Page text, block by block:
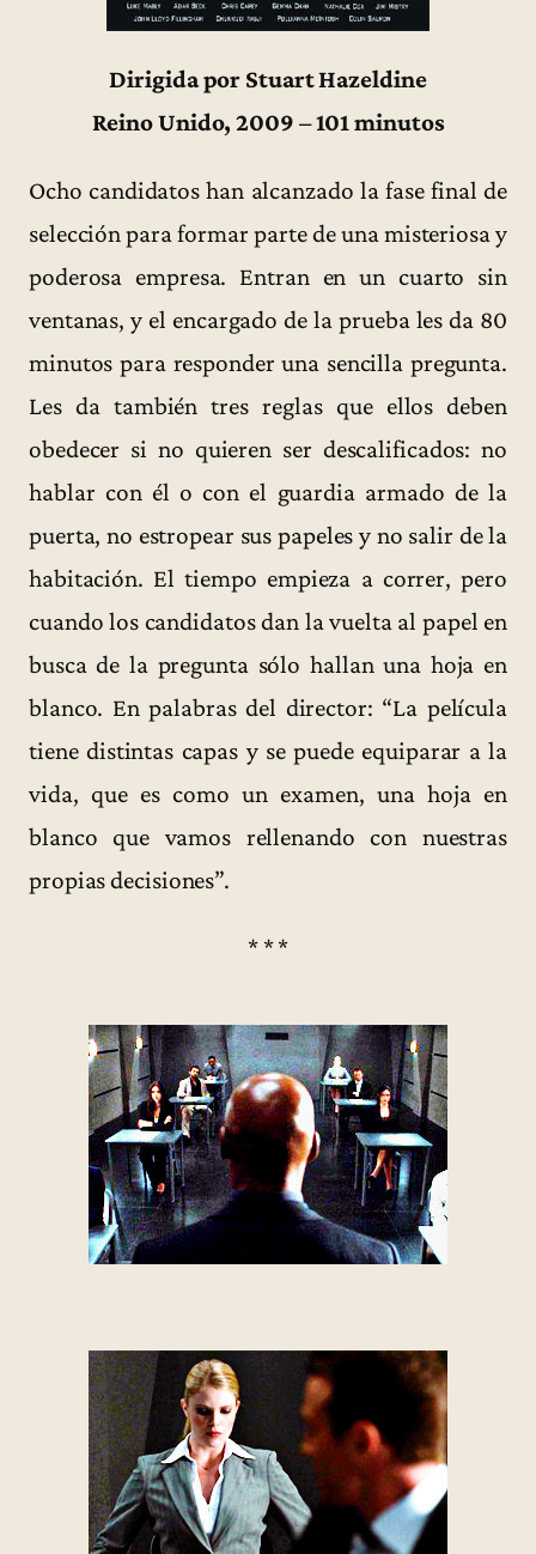
Dirigida por Stuart Hazeldine
Reino Unido, 2009 – 101 minutos
Ocho candidatos han alcanzado la fase final de
selección para formar parte de una misteriosa y
poderosa empresa. Entran en un cuarto sin
ventanas, y el encargado de la prueba les da 80
minutos para responder una sencilla pregunta.
Les da también tres reglas que ellos deben
obedecer si no quieren ser descalificados: no
hablar con él o con el guardia armado de la
puerta, no estropear sus papeles y no salir de la
habitación. El tiempo empieza a correr, pero
cuando los candidatos dan la vuelta al papel en
busca de la pregunta sólo hallan una hoja en
blanco. En palabras del director: “La película
tiene distintas capas y se puede equiparar a la
vida, que es como un examen, una hoja en
blanco que vamos rellenando con nuestras
propias decisiones”.
* * *